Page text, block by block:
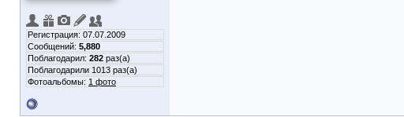
Регистрация: 07.07.2009
Сообщений: 5,880
Поблагодарил: 282 раз(а)
Поблагодарили 1013 раз(а)
Фотоальбомы: 1 фото